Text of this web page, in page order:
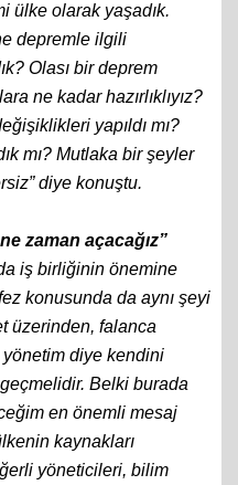
ülke olarak yaşadık.
depremle ilgili
Olası bir deprem
ne kadar hazırlıklıyız?
yapıldı mı?
mı? Mutlaka bir şeyler
diye konuştu.
zaman açacağız”
iş birliğinin önemine
konusunda da aynı şeyi
üzerinden, falanca
diye kendini
Belki burada
en önemli mesaj
kaynakları
yöneticileri, bilim